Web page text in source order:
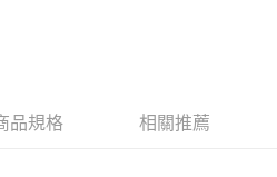
中國信託商業銀行
品規格 相關推薦